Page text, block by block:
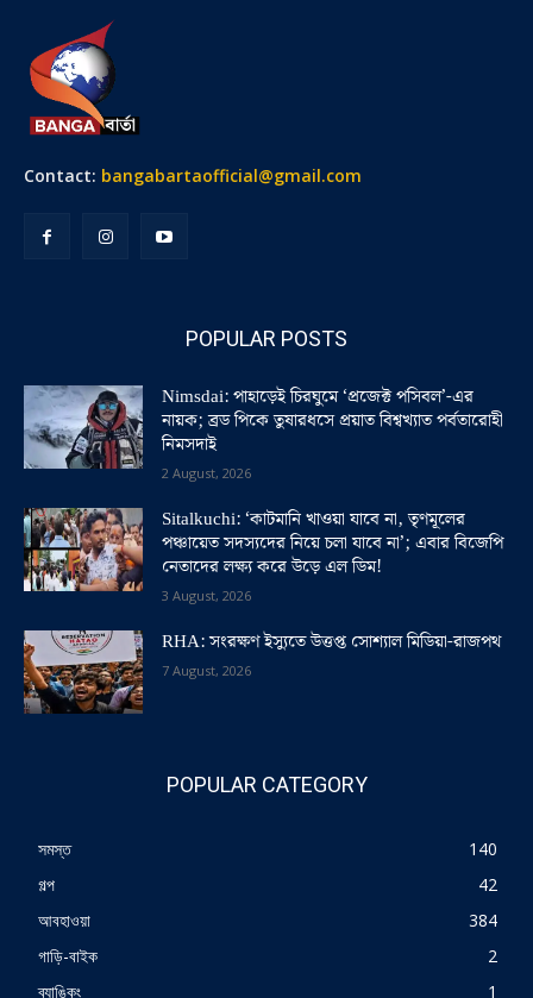
Contact: bangabartaofficial@gmail.com
POPULAR POSTS
Nimsdai: পাহাড়েই চিরঘুমে ‘প্রজেক্ট পসিবল’-এর
নায়ক; ব্রড পিকে তুষারধসে প্রয়াত বিশ্বখ্যাত পর্বতারোহী
নিমসদাই
2 August, 2026
Sitalkuchi: ‘কাটমানি খাওয়া যাবে না, তৃণমূলের
পঞ্চায়েত সদস্যদের নিয়ে চলা যাবে না’; এবার বিজেপি
নেতাদের লক্ষ্য করে উড়ে এল ডিম!
3 August, 2026
RHA: সংরক্ষণ ইস্যুতে উত্তপ্ত সোশ্যাল মিডিয়া-রাজপথ
7 August, 2026
POPULAR CATEGORY
সমস্ত
140
গল্প
42
আবহাওয়া
384
গাড়ি-বাইক
2
ব্যাঙ্কিং
1